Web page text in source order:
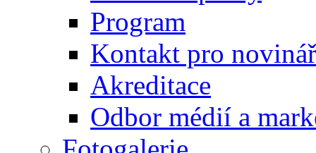
Program
Kontakt pro
Akreditace
Odbor médií a